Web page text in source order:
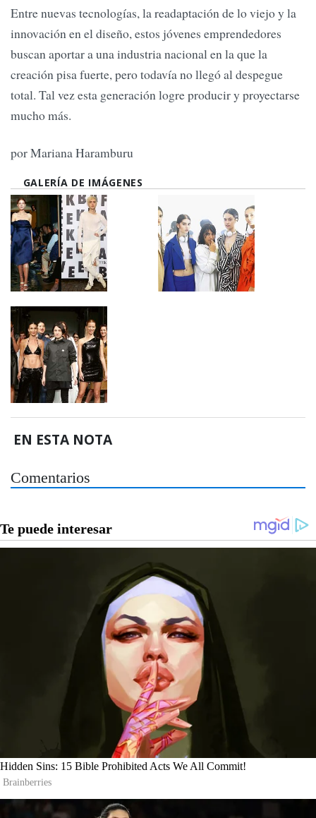
Entre nuevas tecnologías, la readaptación de lo viejo y la
innovación en el diseño, estos jóvenes emprendedores
buscan aportar a una industria nacional en la que la
creación pisa fuerte, pero todavía no llegó al despegue
total. Tal vez esta generación logre producir y proyectarse
mucho más.
por Mariana Haramburu
GALERÍA DE IMÁGENES
EN ESTA NOTA
Comentarios